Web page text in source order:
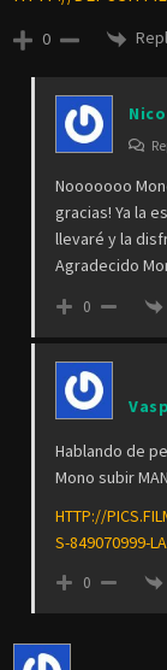
0
Nooooooo
gracias! Ya la
llevaré y la
Agradecido
0
Hablando de
Mono subir
HTTP://
S-849070999-
0